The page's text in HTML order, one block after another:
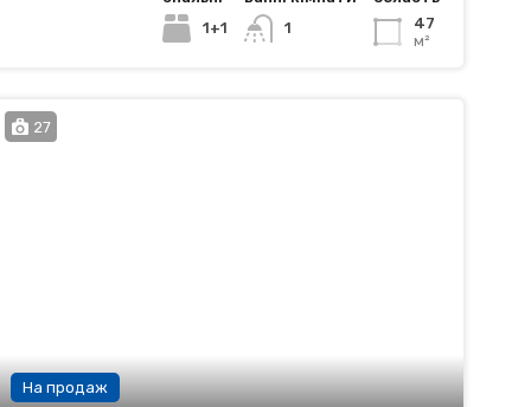
1+1
1
47
м²
27
На продаж